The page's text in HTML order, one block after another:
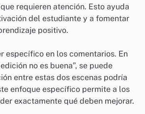
requieren atención. Esto ayuda
del estudiante y a fomentar
positivo.
específico en los comentarios. En
no es buena”, se puede
entre estas dos escenas podría
enfoque específico permite a los
exactamente qué deben mejorar.